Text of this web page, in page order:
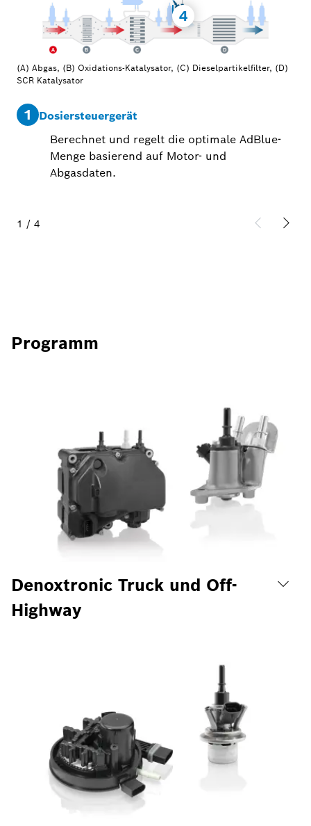
(A) Abgas, (B) Oxidations-Katalysator, (C) Dieselpartikelfilter, (D)
SCR Katalysator
4
1
Dosiersteuergerät
Berechnet und regelt die optimale AdBlue-
Menge basierend auf Motor- und
Abgasdaten.
1 / 4
Programm
Denoxtronic Truck und Off-
Highway